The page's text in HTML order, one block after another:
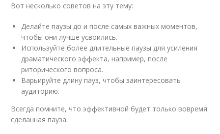
Вот несколько советов на эту тему:
Делайте паузы до и после самых важных моментов,
чтобы они лучше усвоились.
Используйте более длительные паузы для усиления
драматического эффекта, например, после
риторического вопроса.
Варьируйте длину пауз, чтобы заинтересовать
аудиторию.
Всегда помните, что эффективной будет только вовремя
сделанная пауза.